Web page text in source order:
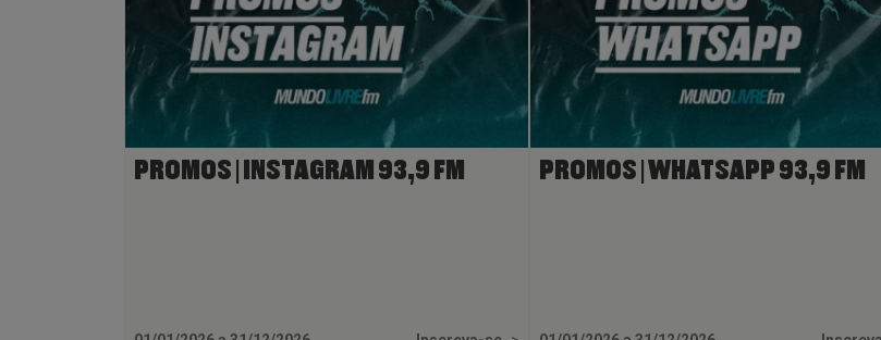
PROMOS | INSTAGRAM 93,9 FM PROMOS | WHATSAPP 93,9 FM